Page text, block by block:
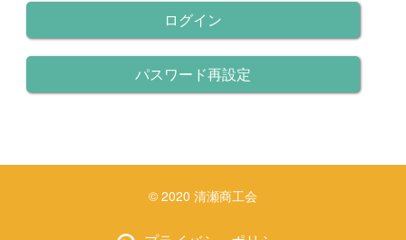
ログイン
パスワード再設定
© 2020 清瀬商工会